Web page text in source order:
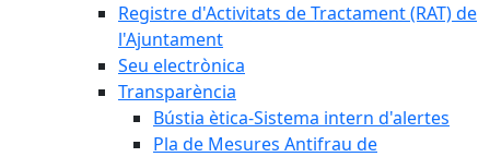
Registre d'Activitats de Tractament (RAT) de
l'Ajuntament
Seu electrònica
Transparència
Bústia ètica-Sistema intern d'alertes
Pla de Mesures Antifrau de